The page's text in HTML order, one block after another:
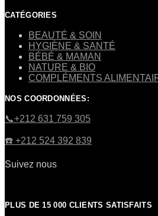
CATÉGORIES
BEAUTÉ & SOIN
HYGIÈNE & SANTÉ
BÉBÉ & MAMAN
NATURE & BIO
COMPLÉMENTS
NOS COORDONNÉES:
​📞+212 631 759 305
☎️​ +212 524 392 839
Suivez nous
PLUS DE 15 000 CLIENTS SATISFAITS